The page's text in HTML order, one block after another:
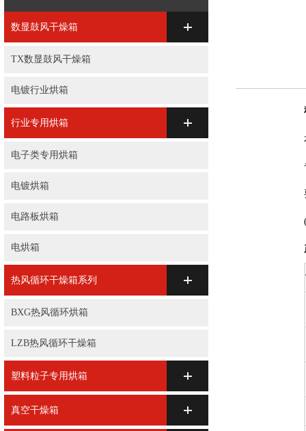
数显鼓风干燥箱
TX数显鼓风干燥箱
电镀行业烘箱
行业专用烘箱
电子类专用烘箱
电镀烘箱
电路板烘箱
电烘箱
热风循环干燥箱系列
BXG热风循环烘箱
LZB热风循环干燥箱
塑料粒子专用烘箱
真空干燥箱